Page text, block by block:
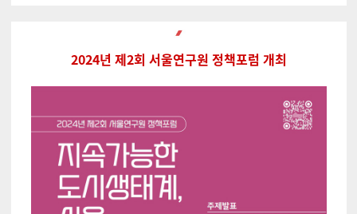
2024년 제2회 서울연구원 정책포럼 개최